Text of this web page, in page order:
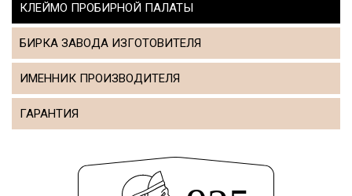
КЛЕЙМО ПРОБИРНОЙ ПАЛАТЫ
БИРКА ЗАВОДА ИЗГОТОВИТЕЛЯ
ИМЕННИК ПРОИЗВОДИТЕЛЯ
ГАРАНТИЯ